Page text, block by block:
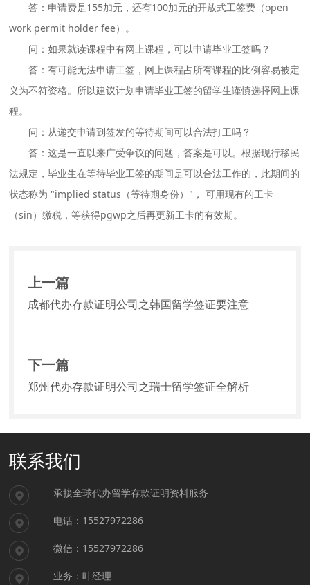
答：申请费是155加元，还有100加元的开放式工签费（open
work permit holder fee）。
问：如果就读课程中有网上课程，可以申请毕业工签吗？
答：有可能无法申请工签，网上课程占所有课程的比例容易被定
义为不符资格。所以建议计划申请毕业工签的留学生谨慎选择网上课
程。
问：从递交申请到签发的等待期间可以合法打工吗？
答：这是一直以来广受争议的问题，答案是可以。根据现行移民
法规定，毕业生在等待毕业工签的期间是可以合法工作的，此期间的
状态称为 "implied status（等待期身份）"， 可用现有的工卡
（sin）缴税，等获得pgwp之后再更新工卡的有效期。
上一篇
成都代办存款证明公司之韩国留学签证要注意
下一篇
郑州代办存款证明公司之瑞士留学签证全解析
联系我们
承接全球代办留学存款证明资料服务
电话：15527972286
微信：15527972286
业务：叶经理